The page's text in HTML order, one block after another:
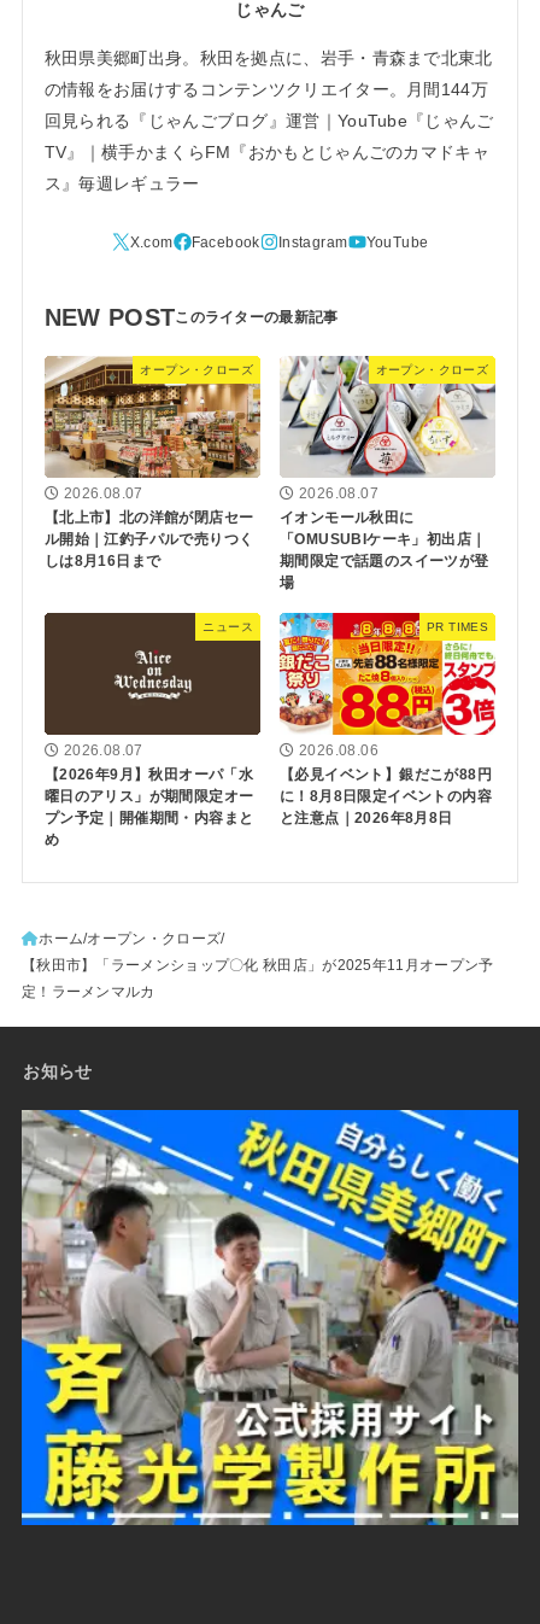
じゃんご
秋田県美郷町出身。秋田を拠点に、岩手・青森まで北東北
の情報をお届けするコンテンツクリエイター。月間144万
回見られる『じゃんごブログ』運営｜YouTube『じゃんご
TV』｜横手かまくらFM『おかもとじゃんごのカマドキャ
ス』毎週レギュラー
NEW POST
オープン・クローズ
2026.08.07
【北上市】北の洋館が閉店セー
ル開始｜江釣子パルで売りつく
しは8月16日まで
オープン・クローズ
2026.08.07
イオンモール秋田に
「OMUSUBIケーキ」初出店｜
期間限定で話題のスイーツが登
場
ニュース
2026.08.07
【2026年9月】秋田オーパ「水
曜日のアリス」が期間限定オー
プン予定｜開催期間・内容まと
め
PR TIMES
2026.08.06
【必見イベント】銀だこが88円
に！8月8日限定イベントの内容
と注意点｜2026年8月8日
ホーム オープン・クローズ
【秋田市】「ラーメンショップ〇化 秋田店」が2025年11月オープン予
定！ラーメンマルカ
お知らせ